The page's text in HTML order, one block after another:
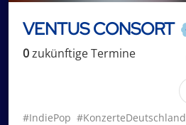
VENTUS CONSORT
0zukünftigeTermine
#IndiePop #KonzerteDeutschland